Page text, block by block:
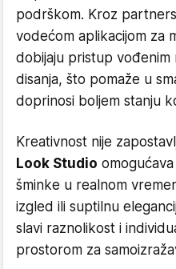
podrškom. Kroz
vodećom aplikacijom za
dobijaju pristup vođenim
disanja, što pomaže u
doprinosi boljem stanju
Kreativnost nije
Look Studio
šminke u realnom
izgled ili suptilnu
slavi raznolikost i
prostorom za